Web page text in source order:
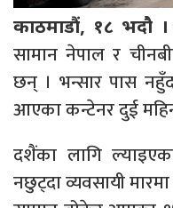
काठमाडौं, १८ भदौ ।
सामान नेपाल र
छन् । भन्सार पास
आएका कन्टेनर दुई
दशैंका लागि
नछुट्दा व्यवसायी